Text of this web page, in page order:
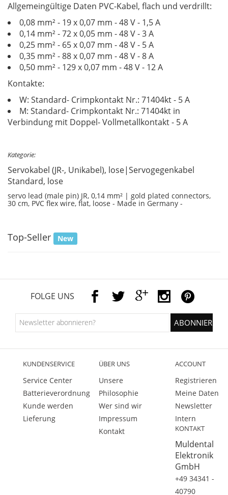
Allgemeingültige Daten PVC-Kabel, flach und verdrillt:
0,08 mm² - 19 x 0,07 mm - 48 V - 1,5 A
0,14 mm² - 72 x 0,05 mm - 48 V - 3 A
0,25 mm² - 65 x 0,07 mm - 48 V - 5 A
0,35 mm² - 88 x 0,07 mm - 48 V - 8 A
0,50 mm² - 129 x 0,07 mm - 48 V - 12 A
Kontakte:
W: Standard- Crimpkontakt Nr.: 71404kt - 5 A
M: Standard- Crimpkontakt Nr.: 71404kt in
Verbindung mit Doppel- Vollmetallkontakt - 5 A
Kategorie:
Servokabel (JR-, Unikabel), lose|Servogegenkabel
Standard, lose
servo lead (male pin) JR, 0,14 mm² | gold plated connectors,
30 cm, PVC flex wire, flat, loose - Made in Germany -
Top-Seller New
FOLGE UNS
KUNDENSERVICE
Service Center
Batterieverordnung
Kunde werden
Lieferung
ÜBER UNS
Unsere
Philosophie
Wer sind wir
Impressum
Kontakt
ACCOUNT
Registrieren
Meine Daten
Newsletter
Intern
KONTAKT
Muldental
Elektronik
GmbH
+49 34341 -
40790